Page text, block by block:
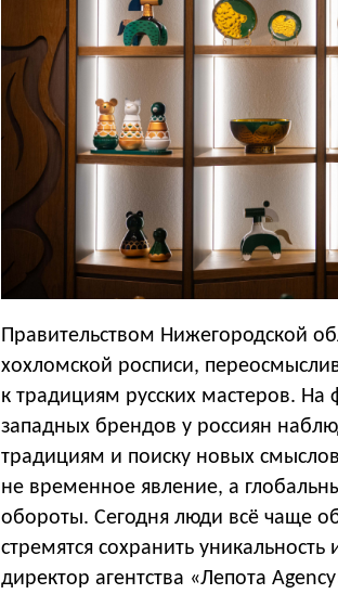
Правительством Нижегородской
хохломской росписи,
к традициям русских мастеров. На
западных брендов у россиян
традициям и поиску новых
не временное явление, а
обороты. Сегодня люди всё чаще
стремятся сохранить
директор агентства «Лепота